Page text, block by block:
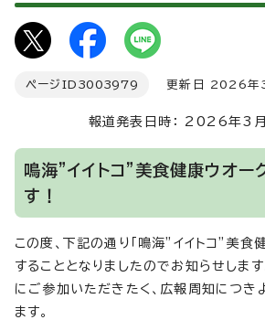
ページID 3003979 更新日 2026年3
報道発表日時： 2026年3
鳴海”イイトコ”美食健康ウオー
す！
この度、下記の通り「鳴海”イイトコ”美食
することとなりましたのでお知らせしま
にご参加いただきたく、広報周知につき
ます。